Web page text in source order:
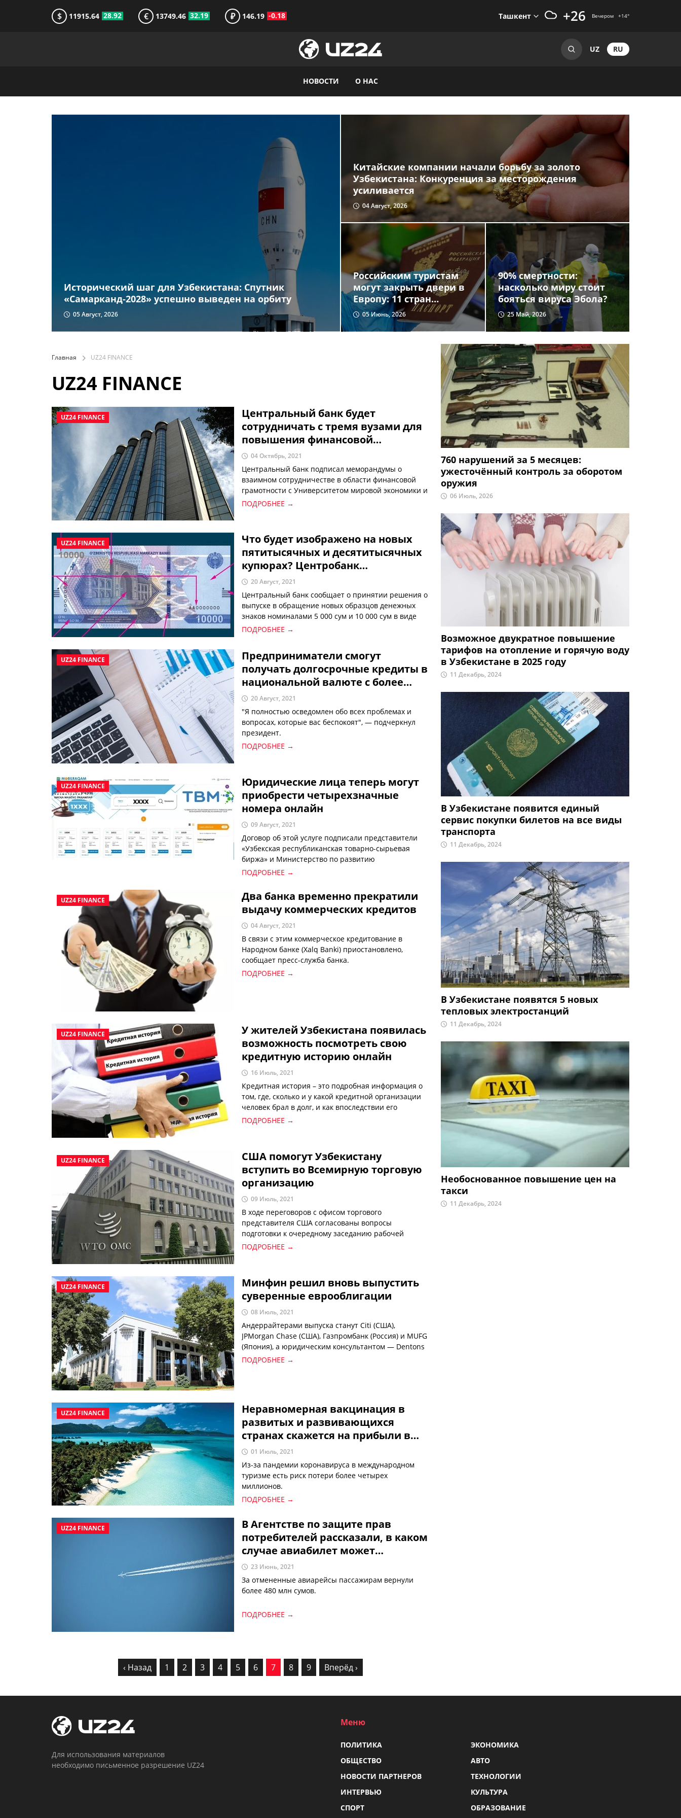
$ 11915.64 28.92 € 13749.46 32.19 ₽ 146.19 -0.18 Ташкент +26 Вечером +14°
UZ RU
НОВОСТИ О НАС
Исторический шаг для Узбекистана: Спутник
«Самарканд-2028» успешно выведен на орбиту
05 Август, 2026
Китайские компании начали борьбу за золото
Узбекистана: Конкуренция за месторождения
усиливается
04 Август, 2026
Российским туристам
могут закрыть двери в
Европу: 11 стран
требуют новых
ограничений
05 Июнь, 2026
90% смертности:
насколько миру стоит
бояться вируса Эбола?
25 Май, 2026
Главная UZ24 FINANCE
UZ24 FINANCE
UZ24 FINANCE
Центральный банк будет
сотрудничать с тремя вузами для
повышения финансовой
грамотности
04 Октябрь, 2021
Центральный банк подписал меморандумы о
взаимном сотрудничестве в области финансовой
грамотности с Университетом мировой экономики и
дипломатии, Ташкентским филиалом Российского
ПОДРОБНЕЕ →
UZ24 FINANCE
Что будет изображено на новых
пятитысячных и десятитысячных
купюрах? Центробанк
опубликовал эскизы
20 Август, 2021
Центральный банк сообщает о принятии решения о
выпуске в обращение новых образцов денежных
знаков номиналами 5 000 сум и 10 000 сум в виде
банкнот с 26 августа 2021 года.
ПОДРОБНЕЕ →
UZ24 FINANCE
Предприниматели смогут
получать долгосрочные кредиты в
национальной валюте с более
выгодной ставкой
20 Август, 2021
"Я полностью осведомлен обо всех проблемах и
вопросах, которые вас беспокоят", — подчеркнул
президент.
ПОДРОБНЕЕ →
UZ24 FINANCE
Юридические лица теперь могут
приобрести четырехзначные
номера онлайн
09 Август, 2021
Договор об этой услуге подписали представители
«Узбекская республиканская товарно-сырьевая
биржа» и Министерство по развитию
информационных технологий и коммуникаций.
ПОДРОБНЕЕ →
UZ24 FINANCE
Два банка временно прекратили
выдачу коммерческих кредитов
04 Август, 2021
В связи с этим коммерческое кредитование в
Народном банке (Xalq Banki) приостановлено,
сообщает пресс-служба банка.
ПОДРОБНЕЕ →
UZ24 FINANCE
У жителей Узбекистана появилась
возможность посмотреть свою
кредитную историю онлайн
16 Июль, 2021
Кредитная история – это подробная информация о
том, где, сколько и у какой кредитной организации
человек брал в долг, и как впоследствии его
выплачивал.
ПОДРОБНЕЕ →
UZ24 FINANCE
США помогут Узбекистану
вступить во Всемирную торговую
организацию
09 Июль, 2021
В ходе переговоров с офисом торгового
представителя США согласованы вопросы
подготовки к очередному заседанию рабочей
группы по вступлению Узбекистана в ВТО. США
ПОДРОБНЕЕ →
UZ24 FINANCE
Минфин решил вновь выпустить
суверенные еврооблигации
08 Июль, 2021
Андеррайтерами выпуска станут Citi (США),
JPMorgan Chase (США), Газпромбанк (Россия) и MUFG
(Япония), а юридическим консультантом — Dentons
(Великобритания).
ПОДРОБНЕЕ →
UZ24 FINANCE
Неравномерная вакцинация в
развитых и развивающихся
странах скажется на прибыли в
туристическом секторе – мнение
экспертов
01 Июль, 2021
Из-за пандемии коронавируса в международном
туризме есть риск потери более четырех
миллионов.
ПОДРОБНЕЕ →
UZ24 FINANCE
В Агентстве по защите прав
потребителей рассказали, в каком
случае авиабилет может
«прогореть»
23 Июнь, 2021
За отмененные авиарейсы пассажирам вернули
более 480 млн сумов.
ПОДРОБНЕЕ →
‹ Назад 1 2 3 4 5 6 7 8 9 Вперёд ›
760 нарушений за 5 месяцев:
ужесточённый контроль за оборотом
оружия
06 Июль, 2026
Возможное двукратное повышение
тарифов на отопление и горячую воду
в Узбекистане в 2025 году
11 Декабрь, 2024
В Узбекистане появится единый
сервис покупки билетов на все виды
транспорта
11 Декабрь, 2024
В Узбекистане появятся 5 новых
тепловых электростанций
11 Декабрь, 2024
Необоснованное повышение цен на
такси
11 Декабрь, 2024
Для использования материалов
необходимо письменное разрешение UZ24
Меню
ПОЛИТИКА
ЭКОНОМИКА
ОБЩЕСТВО
АВТО
НОВОСТИ ПАРТНЕРОВ
ТЕХНОЛОГИИ
ИНТЕРВЬЮ
КУЛЬТУРА
СПОРТ
ОБРАЗОВАНИЕ